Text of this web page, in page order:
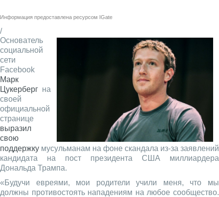
Информация предоставлена ресурсом IGate
/
Основатель
социальной
сети
Facebook
Марк
Цукерберг на
своей
официальной
странице
выразил
свою
поддержку мусульманам на фоне скандала из-за заявлений
кандидата на пост президента США миллиардера
Дональда Трампа.
«Будучи евреями, мои родители учили меня, что мы
должны противостоять нападениям на любое сообщество.